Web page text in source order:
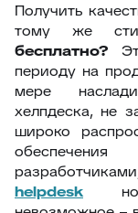
Получить
тому же
бесплатно?
периоду на
мере
хелпдеска, не
широко
helpdesk но